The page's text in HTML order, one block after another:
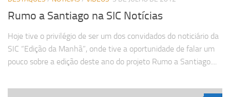
Rumo a Santiago na SIC Notícias
Hoje tive o privilégio de ser um dos convidados do noticiário da
SIC “Edição da Manhã”, onde tive a oportunidade de falar um
pouco sobre a edição deste ano do projeto Rumo a Santiago....